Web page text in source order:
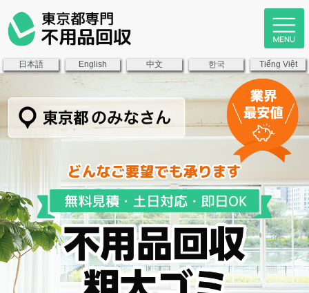
日本語 English 中文 한국 Tiếng Việt